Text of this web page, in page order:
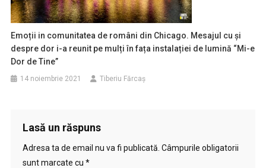
Emoții in comunitatea de români din Chicago. Mesajul cu și
despre dor i-a reunit pe mulți în fața instalației de lumină “Mi-e
Dor de Tine”
14 noiembrie 2021 Tiberiu Fărcaş
Lasă un răspuns
Adresa ta de email nu va fi publicată. Câmpurile obligatorii
sunt marcate cu *